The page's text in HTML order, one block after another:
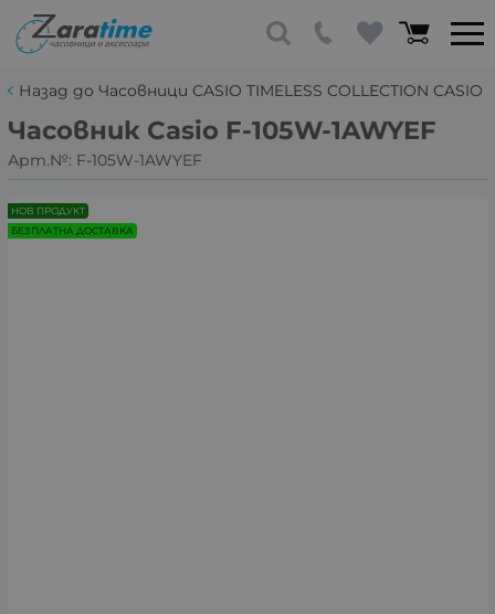
Назад до Часовници CASIO TIMELESS COLLECTION CASIO
Часовник Casio F-105W-1AWYEF
Арт.№: F-105W-1AWYEF
НОВ ПРОДУКТ
БЕЗПЛАТНА ДОСТАВКА